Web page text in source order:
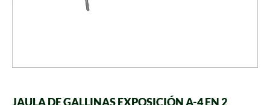
JAULA DE GALLINAS EXPOSICIÓN A-4 EN 2